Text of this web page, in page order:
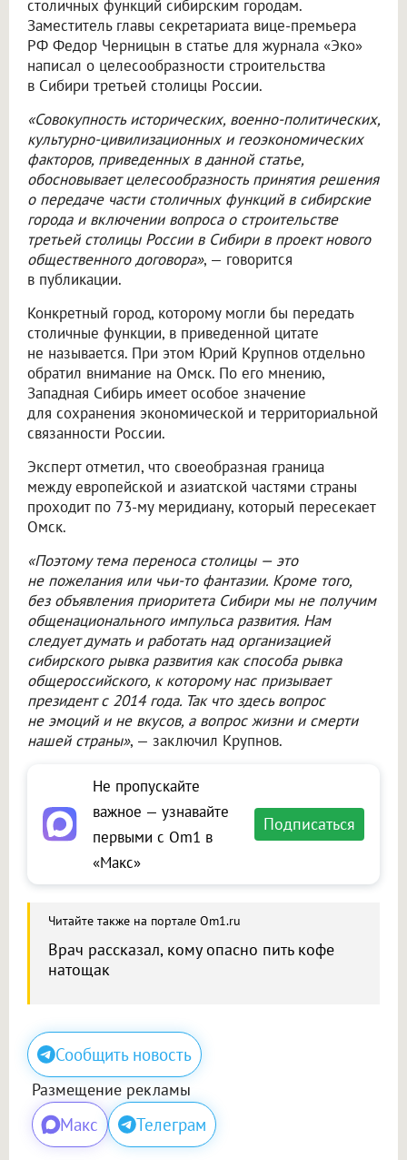
столичных функций сибирским городам.
Заместитель главы секретариата вице-премьера
РФ Федор Черницын в статье для журнала «Эко»
написал о целесообразности строительства
в Сибири третьей столицы России.
«Совокупность исторических, военно-политических,
культурно-цивилизационных и геоэкономических
факторов, приведенных в данной статье,
обосновывает целесообразность принятия решения
о передаче части столичных функций в сибирские
города и включении вопроса о строительстве
третьей столицы России в Сибири в проект нового
общественного договора», — говорится
в публикации.
Конкретный город, которому могли бы передать
столичные функции, в приведенной цитате
не называется. При этом Юрий Крупнов отдельно
обратил внимание на Омск. По его мнению,
Западная Сибирь имеет особое значение
для сохранения экономической и территориальной
связанности России.
Эксперт отметил, что своеобразная граница
между европейской и азиатской частями страны
проходит по 73-му меридиану, который пересекает
Омск.
«Поэтому тема переноса столицы — это
не пожелания или чьи-то фантазии. Кроме того,
без объявления приоритета Сибири мы не получим
общенационального импульса развития. Нам
следует думать и работать над организацией
сибирского рывка развития как способа рывка
общероссийского, к которому нас призывает
президент с 2014 года. Так что здесь вопрос
не эмоций и не вкусов, а вопрос жизни и смерти
нашей страны», — заключил Крупнов.
Не пропускайте
важное — узнавайте
первыми с Om1 в
«Макс»
Подписаться
Читайте также на портале Om1.ru
Врач рассказал, кому опасно пить кофе
натощак
Сообщить новость
Размещение рекламы
Макс Телеграм